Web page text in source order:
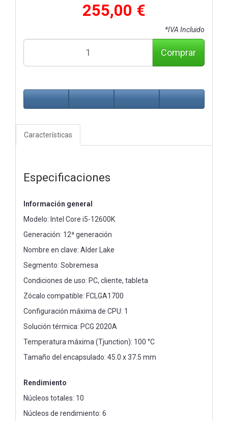
255,00 €
*IVA Incluido
Comprar
Características
Especificaciones
Información general
Modelo: Intel Core i5-12600K
Generación: 12ª generación
Nombre en clave: Alder Lake
Segmento: Sobremesa
Condiciones de uso: PC, cliente, tableta
Zócalo compatible: FCLGA1700
Configuración máxima de CPU: 1
Solución térmica: PCG 2020A
Temperatura máxima (Tjunction): 100 °C
Tamaño del encapsulado: 45.0 x 37.5 mm
Rendimiento
Núcleos totales: 10
Núcleos de rendimiento: 6